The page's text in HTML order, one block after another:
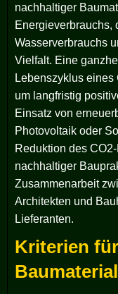
nachhaltiger
Energieverbrauchs,
Wasserverbrauchs
Vielfalt. Eine
Lebenszyklus
um langfristig
Einsatz von
Photovoltaik oder
Reduktion des
nachhaltiger
Zusammenarbeit
Architekten und
Lieferanten.
Kriterien